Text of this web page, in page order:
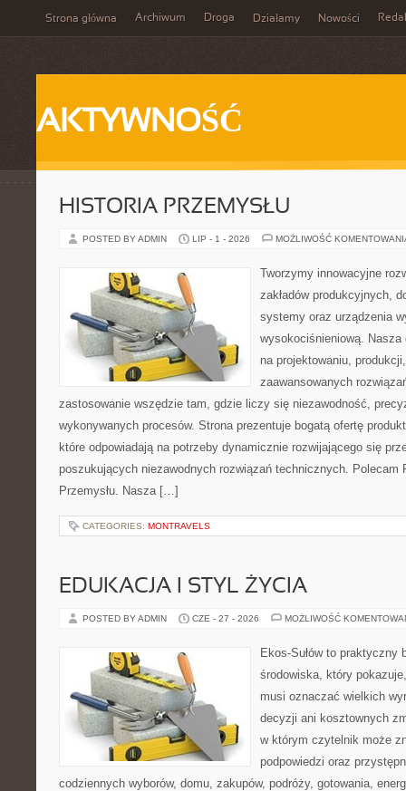
Strona główna Archiwum Droga Działamy Nowości
AKTYWNOŚĆ
HISTORIA PRZEMYSŁU
POSTED BY ADMIN LIP - 1 - 2026 MOŻLIWOŚĆ
Tworzymy innowacyjne
zakładów produkcyjnych,
systemy oraz urządzenia
wysokociśnieniową. Nasza
na projektowaniu,
zaawansowanych
zastosowanie wszędzie tam, gdzie liczy się niezawodność,
wykonywanych procesów. Strona prezentuje bogatą ofertę
które odpowiadają na potrzeby dynamicznie rozwijającego się
poszukujących niezawodnych rozwiązań technicznych. Polecam
Przemysłu. Nasza […]
CATEGORIES: MONTRAVELS
EDUKACJA I STYL ŻYCIA
POSTED BY ADMIN CZE - 27 - 2026 MOŻLIWOŚĆ
Ekos-Sułów to praktyczny
środowiska, który
musi oznaczać wielkich
decyzji ani kosztownych
w którym czytelnik może
podpowiedzi oraz
codziennych wyborów, domu, zakupów, podróży, gotowania,